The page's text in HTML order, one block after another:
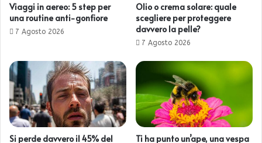
Viaggi in aereo: 5 step per
una routine anti-gonfiore
7 Agosto 2026
Olio o crema solare: quale
scegliere per proteggere
davvero la pelle?
7 Agosto 2026
Si perde davvero il 45% del
Ti ha punto un’ape, una vespa